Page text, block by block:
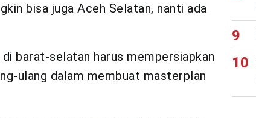
bisa juga Aceh Selatan, nanti ada
barat-selatan harus mempersiapkan
ulang dalam membuat masterplan